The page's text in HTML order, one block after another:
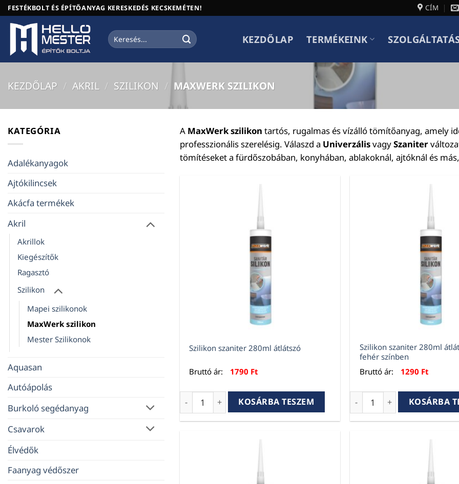
Skip
to
content
FESTÉKBOLT ÉS ÉPÍTŐANYAG KERESKEDÉS KECSKEMÉTEN! CÍM
Keresés
a
KEZDŐLAP TERMÉKEINK
KEZDŐLAP / AKRIL / SZILIKON / MAXWERK SZILIKON
KATEGÓRIA
Adalékanyagok
Ajtókilincsek
Akácfa termékek
Akril
Akrillok
Kiegészítők
Ragasztó
Szilikon
Mapei szilikonok
MaxWerk szilikon
Mester Szilikonok
Aquasan
Autóápolás
Burkoló segédanyag
Csavarok
Élvédők
Faanyag védőszer
A MaxWerk szilikon tartós, rugalmas és vízálló tömítőanyag, amely
professzionális szerelésig. Válaszd a UniverzálisvagySzaniter
tömítéseket a fürdőszobában, konyhában, ablakoknál, ajtóknál és
Szilikon szaniter 280ml átlátszó
Bruttó ár: 1790 Ft
Szilikon szaniter 280ml átlátszó mennyiség
KOSÁRBA TESZEM
Szilikon szaniter 280ml
fehér színben
Bruttó ár:
1290 Ft
Szilikon szaniter 280ml
KOSÁRBA